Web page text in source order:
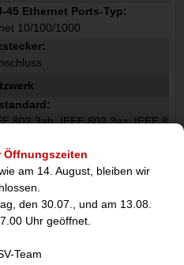
Öffnungszeiten
am 14. August, bleiben wir
den 30.07., und am 13.08.
Uhr geöffnet.
Team
45 Ethernet Ports-Typ:
10/100/1000
802.3ab, IEEE 802.3az, IEEE 8